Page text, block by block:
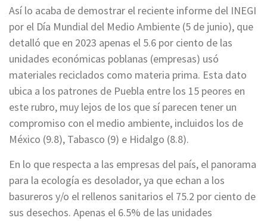
Así lo acaba de demostrar el reciente informe del INEGI
por el Día Mundial del Medio Ambiente (5 de junio), que
detalló que en 2023 apenas el 5.6 por ciento de las
unidades económicas poblanas (empresas) usó
materiales reciclados como materia prima. Esta dato
ubica a los patrones de Puebla entre los 15 peores en
este rubro, muy lejos de los que sí parecen tener un
compromiso con el medio ambiente, incluidos los de
México (9.8), Tabasco (9) e Hidalgo (8.8).
En lo que respecta a las empresas del país, el panorama
para la ecología es desolador, ya que echan a los
basureros y/o el rellenos sanitarios el 75.2 por ciento de
sus desechos. Apenas el 6.5% de las unidades